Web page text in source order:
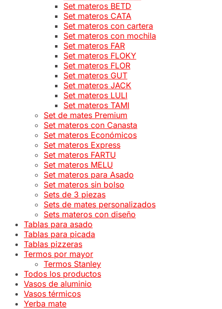
Set materos BETD
Set materos CATA
Set materos con cartera
Set materos con mochila
Set materos FAR
Set materos FLOKY
Set materos FLOR
Set materos GUT
Set materos JACK
Set materos LULI
Set materos TAMI
Set de mates Premium
Set materos con Canasta
Set materos Económicos
Set materos Express
Set materos FARTU
Set materos MELU
Set materos para Asado
Set materos sin bolso
Sets de 3 piezas
Sets de mates personalizados
Sets materos con diseño
Tablas para asado
Tablas para picada
Tablas pizzeras
Termos por mayor
Termos Stanley
Todos los productos
Vasos de aluminio
Vasos térmicos
Yerba mate